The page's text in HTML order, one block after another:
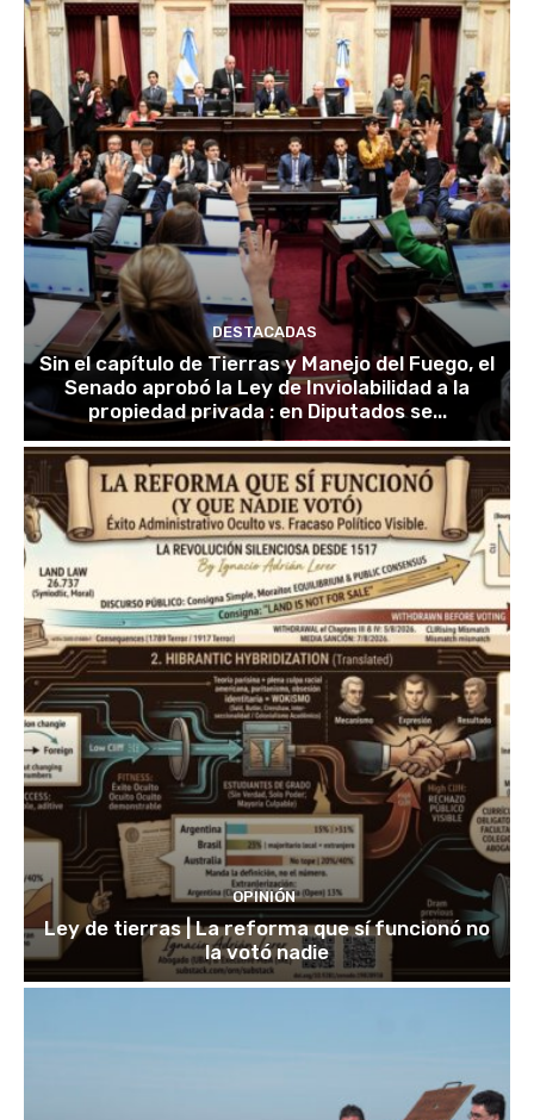
DESTACADAS
Sin el capítulo de Tierras y Manejo del Fuego, el
Senado aprobó la Ley de Inviolabilidad a la
propiedad privada : en Diputados se...
OPINIÓN
Ley de tierras | La reforma que sí funcionó no
la votó nadie